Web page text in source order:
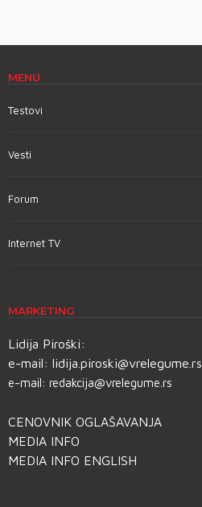
MENU
Testovi
Vesti
Forum
Internet TV
MARKETING
Lidija Piroški:
e-mail: lidija.piroski@vrelegume.rs
e-mail: redakcija@vrelegume.rs
CENOVNIK OGLAŠAVANJA
MEDIA INFO
MEDIA INFO ENGLISH